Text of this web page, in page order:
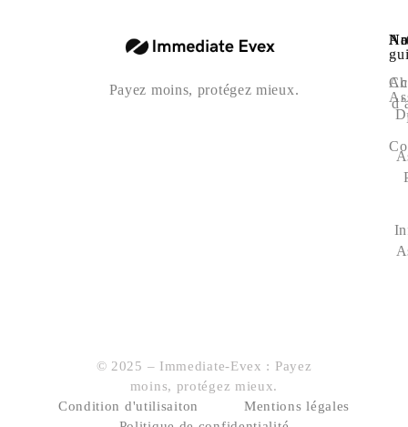
Payez moins, protégez mieux.
© 2025 – Immediate-Evex : Payez
moins, protégez mieux.
Condition d'utilisaiton
Mentions légales